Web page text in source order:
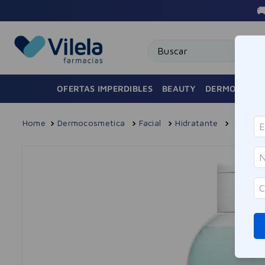
OFERTAS IMPERDIBLES BEAUTY
Dermocosmetica Facial Hidratante